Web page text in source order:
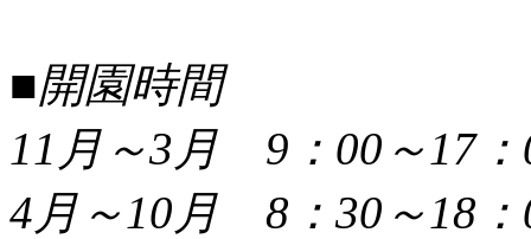
■開園時間
11月～3月 9：00～17：
4月～10月 8：30～18：